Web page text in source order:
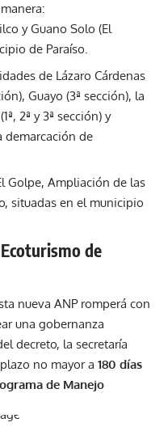
y Guano Solo (El
de Paraíso.
de Lázaro Cárdenas
Guayo (3ª sección), la
2ª y 3ª sección) y
demarcación de
Golpe, Ampliación de las
situadas en el municipio
de
nueva ANP romperá con
una gobernanza
decreto, la secretaría
no mayor a 180 días
de Manejo